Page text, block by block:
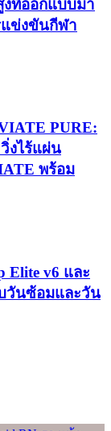
งที่ออกแบบมา
แข่งขันกีฬา
PURE:
งไร้แผ่น
พร้อม
Elite v6 และ
วันซ้อมและวัน